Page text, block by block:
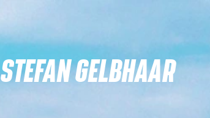
STEFAN GELBHAAR